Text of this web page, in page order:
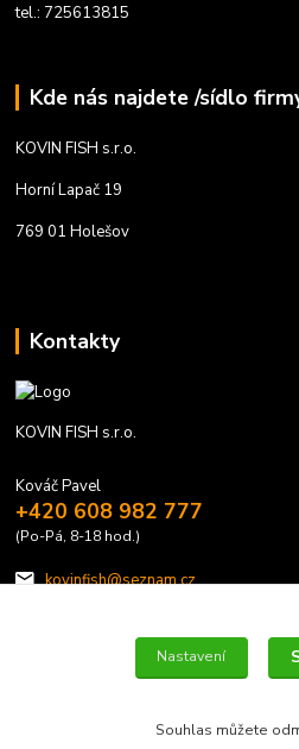
tel.: 725613815
Kde nás najdete /sídlo
KOVIN FISH s.r.o.
Horní Lapač 19
769 01 Holešov
Kontakty
KOVIN FISH s.r.o.
Kováč Pavel
+420 608 982 777
(Po-Pá, 8-18 hod.)
kovinfish@seznam.cz
Nastavení
Souhlas můžete